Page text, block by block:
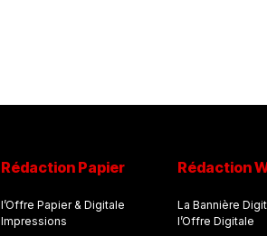
Rédaction Papier
l’Offre Papier & Digitale
Impressions
Rédaction
La Bannière
l’Offre Digitale